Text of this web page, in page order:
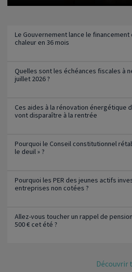
Le Gouvernement lance le
chaleur en 36 mois
Quelles sont les échéances fiscales à
juillet 2026 ?
Ces aides à la rénovation énergétique
vont disparaître à la rentrée
Pourquoi le Conseil constitutionnel
le deuil » ?
Pourquoi les PER des jeunes actifs
entreprises non cotées ?
Allez-vous toucher un rappel de
500 € cet été ?
Découvrir